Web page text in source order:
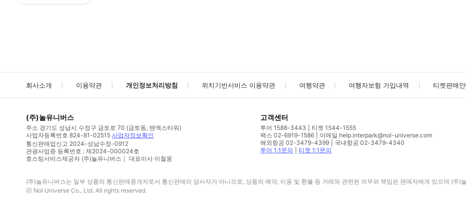
회사소개 이용약관 개인정보처리방침 위치기반서비스 이용약관 여행약관 여행자보험 가입내역 티켓판매
(주)놀유니버스
주소 경기도 성남시 수정구 금토로 70 (금토동, 텐엑스타워)
사업자등록번호 824-81-02515 사업자정보확인
통신판매업신고 2024-성남수정-0912
관광사업증 등록번호 : 제2024-000024호
호스팅서비스제공자 (주)놀유니버스｜ 대표이사 이철웅
고객센터
투어 1588-3443
티켓 1544-1555
팩스 02-6919-1586
이메일 help.interpark@nol-universe.com
해외항공 02-3479-4399
국내항공 02-3479-4340
투어 1:1문의
티켓 1:1문의
(주)놀유니버스는 일부 상품의 통신판매중개자로서 통신판매의 당사자가 아니므로, 상품의 예약, 이용 및 환불 등 거래와 관련된 의무와 책임은 판매자에게 있으며 (주)
ⓒ Nol Universe Co., Ltd. All rights reserved.